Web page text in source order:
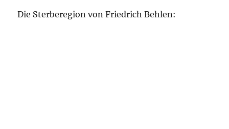
Die Sterberegion von Friedrich Behlen: